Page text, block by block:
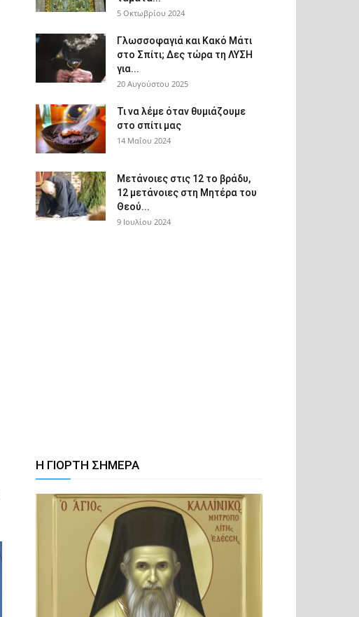
5 Οκτωβρίου 2024
Γλωσσοφαγιά και Κακό Μάτι
στο Σπίτι; Δες τώρα τη ΛΥΣΗ
για...
20 Αυγούστου 2025
Τι να λέμε όταν θυμιάζουμε
στο σπίτι μας
14 Μαΐου 2024
Μετάνοιες στις 12 το βράδυ,
12 μετάνοιες στη Μητέρα του
Θεού...
9 Ιουλίου 2024
Η ΓΙΟΡΤΗ ΣΗΜΕΡΑ